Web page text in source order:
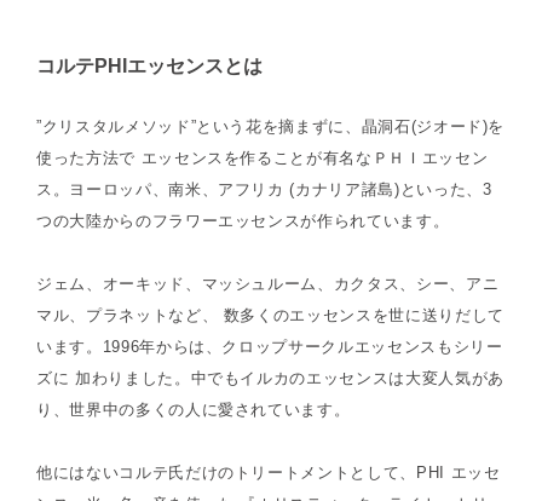
コルテPHIエッセンスとは
”クリスタルメソッド”という花を摘まずに、晶洞石(ジオード)を
使った方法で エッセンスを作ることが有名なＰＨＩエッセン
ス。ヨーロッパ、南米、アフリカ (カナリア諸島)といった、3
つの大陸からのフラワーエッセンスが作られています。
ジェム、オーキッド、マッシュルーム、カクタス、シー、アニ
マル、プラネットなど、 数多くのエッセンスを世に送りだして
います。1996年からは、クロップサークルエッセンスもシリー
ズに 加わりました。中でもイルカのエッセンスは大変人気があ
り、世界中の多くの人に愛されています。
他にはないコルテ氏だけのトリートメントとして、PHI エッセ